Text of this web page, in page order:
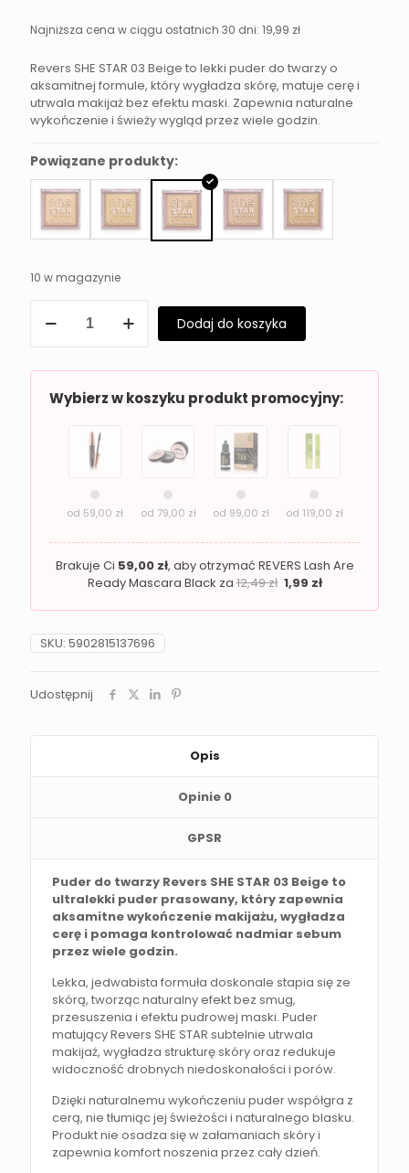
cena
wynosiła:
21,99 zł.
wynosi:
19,99 zł.
Najniższa cena w ciągu ostatnich 30 dni: 19,99 zł
Revers SHE STAR 03 Beige to lekki puder do twarzy o
aksamitnej formule, który wygładza skórę, matuje cerę i
utrwala makijaż bez efektu maski. Zapewnia naturalne
wykończenie i świeży wygląd przez wiele godzin.
Powiązane produkty:
10 w magazynie
Puder
Revers
SHE
Dodaj do koszyka
Wybierz w koszyku produkt promocyjny:
od 59,00 zł od 79,00 zł od 99,00 zł od 119,00 zł
Brakuje Ci 59,00 zł, aby otrzymać REVERS Lash Are
Ready Mascara Black za12,49zł 1,99 zł
SKU: 5902815137696
Udostępnij
Opis
Opinie 0
GPSR
Puder do twarzy Revers SHE STAR 03 Beige to
ultralekki puder prasowany, który zapewnia
aksamitne wykończenie makijażu, wygładza
cerę i pomaga kontrolować nadmiar sebum
przez wiele godzin.
Lekka, jedwabista formuła doskonale stapia się ze
skórą, tworząc naturalny efekt bez smug,
przesuszenia i efektu pudrowej maski. Puder
matujący Revers SHE STAR subtelnie utrwala
makijaż, wygładza strukturę skóry oraz redukuje
widoczność drobnych niedoskonałości i porów.
Dzięki naturalnemu wykończeniu puder współgra z
cerą, nie tłumiąc jej świeżości i naturalnego blasku.
Produkt nie osadza się w załamaniach skóry i
zapewnia komfort noszenia przez cały dzień.